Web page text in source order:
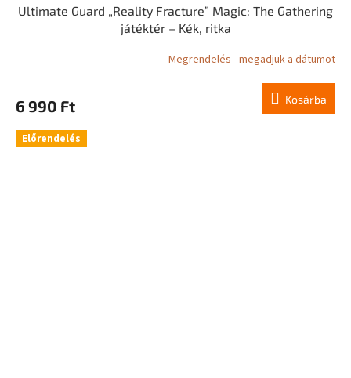
Ultimate Guard „Reality Fracture” Magic: The Gathering
játéktér – Kék, ritka
Megrendelés - megadjuk a dátumot
6 990 Ft Kosárba
Előrendelés